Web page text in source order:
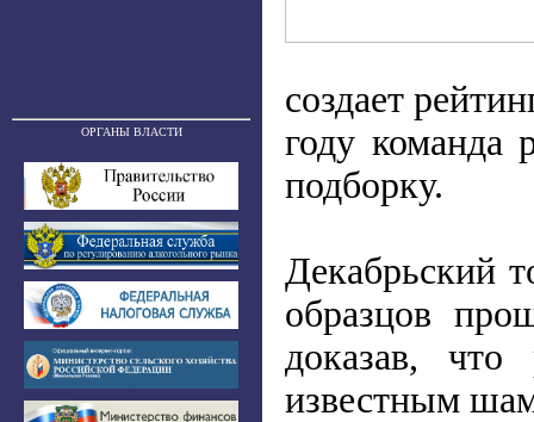
ОРГАНЫ ВЛАСТИ
создает
году команда
подборку.
Декабрьский
образцов
доказав,
известным